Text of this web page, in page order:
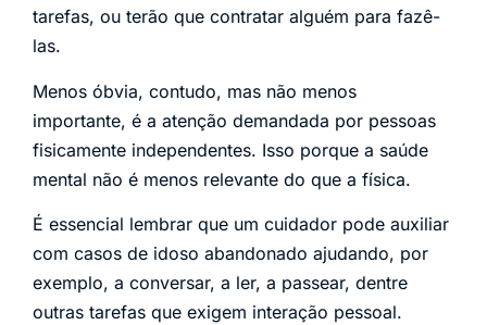
tarefas, ou terão que contratar alguém para fazê-
las.
Menos óbvia, contudo, mas não menos
importante, é a atenção demandada por pessoas
fisicamente independentes. Isso porque a saúde
mental não é menos relevante do que a física.
É essencial lembrar que um cuidador pode auxiliar
com casos de idoso abandonado ajudando, por
exemplo, a conversar, a ler, a passear, dentre
outras tarefas que exigem interação pessoal.